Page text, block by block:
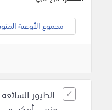
مجموع الأوعية
الطيور